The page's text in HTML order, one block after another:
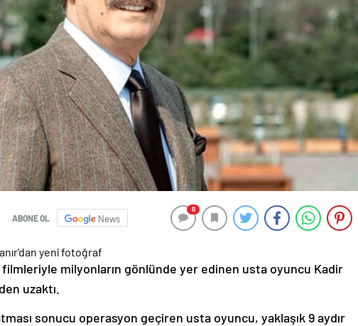
ABONE OL News
0
filmleriyle milyonların gönlünde yer edinen usta oyuncu Kadir
uzaktı.
sonucu operasyon geçiren usta oyuncu, yaklaşık 9 aydır